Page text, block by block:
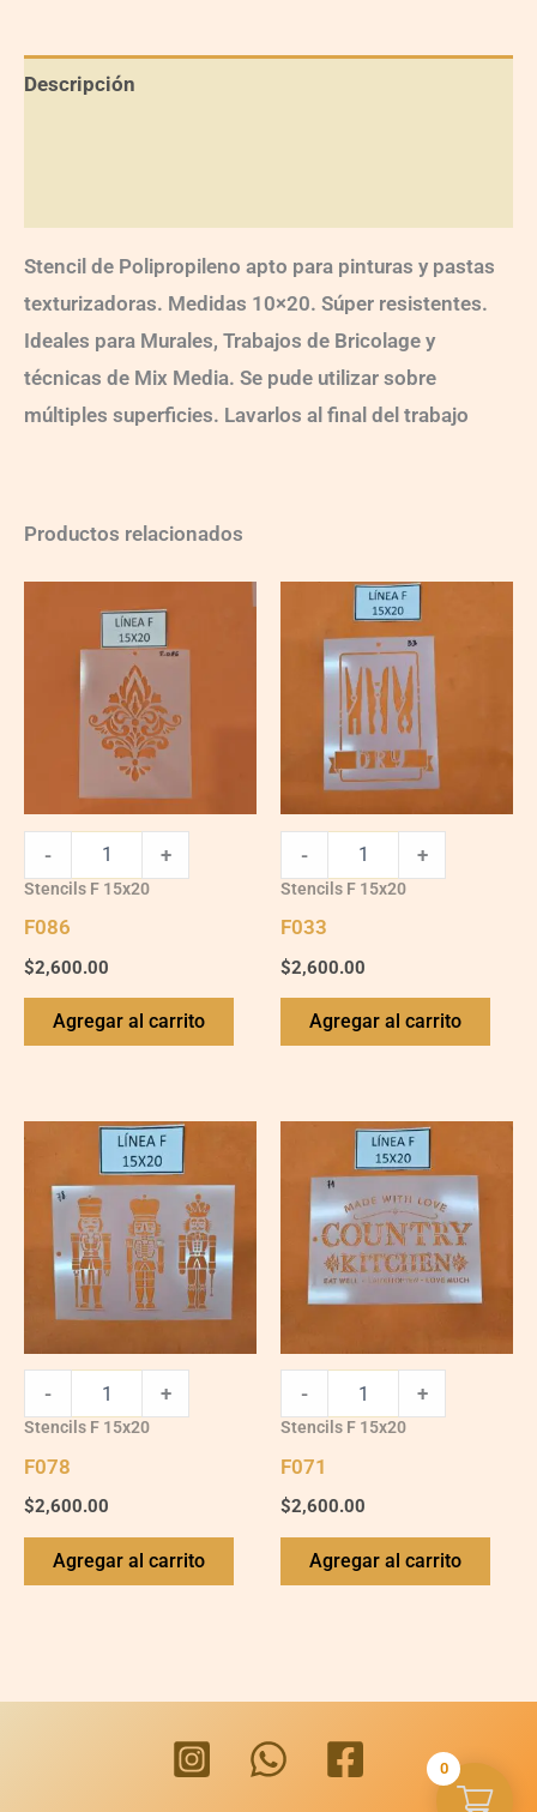
Descripción
Stencil de Polipropileno apto para pinturas y pastas
texturizadoras. Medidas 10×20. Súper resistentes.
Ideales para Murales, Trabajos de Bricolage y
técnicas de Mix Media. Se pude utilizar sobre
múltiples superficies. Lavarlos al final del trabajo
Productos relacionados
- +
Stencils F 15x20
F086
$2,600.00
Agregar al carrito
- +
Stencils F 15x20
F033
$2,600.00
Agregar al carrito
- +
Stencils F 15x20
F078
$2,600.00
Agregar al carrito
- +
Stencils F 15x20
F071
$2,600.00
Agregar al carrito
0